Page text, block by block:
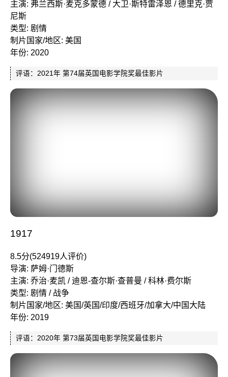
主演: 弗兰西斯·麦克多蒙德 / 大卫·斯特雷泽恩 / 德里克·贾
尼斯
类型: 剧情
制片国家/地区: 美国
年份: 2020
评语：2021年 第74届英国电影学院奖最佳影片
1917
8.5分(524919人评价)
导演: 萨姆·门德斯
主演: 乔治·麦凯 / 迪恩-查尔斯·查普曼 / 科林·费尔斯
类型: 剧情 / 战争
制片国家/地区: 美国/英国/印度/西班牙/加拿大/中国大陆
年份: 2019
评语：2020年 第73届英国电影学院奖最佳影片